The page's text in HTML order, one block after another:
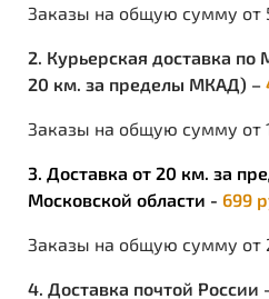
Заказы на общую сумму от
2. Курьерская доставка по
20 км. за пределы МКАД) –
Заказы на общую сумму от
3. Доставка от 20 км. за
Московской области - 699
Заказы на общую сумму от
4. Доставка почтой России